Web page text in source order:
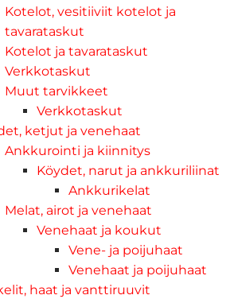
Kotelot, vesitiiviit kotelot ja
tavarataskut
Kotelot ja tavarataskut
Verkkotaskut
Muut tarvikkeet
Verkkotaskut
ketjut ja venehaat
Ankkurointi ja kiinnitys
Köydet, narut ja ankkuriliinat
Ankkurikelat
Melat, airot ja venehaat
Venehaat ja koukut
Vene- ja poijuhaat
Venehaat ja poijuhaat
haat ja vanttiruuvit